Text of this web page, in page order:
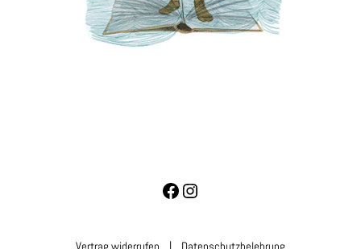
Vertrag widerrufen | Datenschutzbelehrung